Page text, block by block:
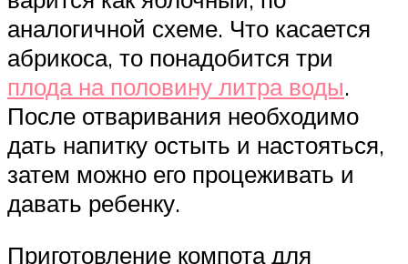
аналогичной схеме. Что касается
абрикоса, то понадобится три
плода на половину литра воды.
После отваривания необходимо
дать напитку остыть и настояться,
затем можно его процеживать и
давать ребенку.
Приготовление компота для